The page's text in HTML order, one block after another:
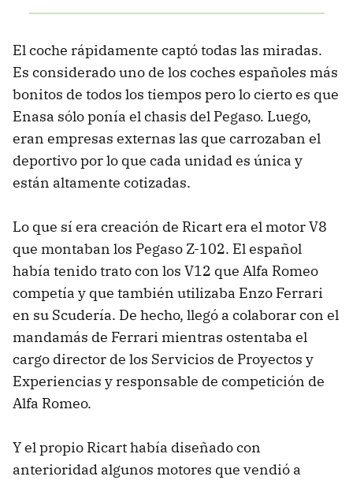
El coche rápidamente captó todas las miradas.
Es considerado uno de los coches españoles más
bonitos de todos los tiempos pero lo cierto es que
Enasa sólo ponía el chasis del Pegaso. Luego,
eran empresas externas las que carrozaban el
deportivo por lo que cada unidad es única y
están altamente cotizadas.
Lo que sí era creación de Ricart era el motor V8
que montaban los Pegaso Z-102. El español
había tenido trato con los V12 que Alfa Romeo
competía y que también utilizaba Enzo Ferrari
en su Scudería. De hecho, llegó a colaborar con el
mandamás de Ferrari mientras ostentaba el
cargo director de los Servicios de Proyectos y
Experiencias y responsable de competición de
Alfa Romeo.
Y el propio Ricart había diseñado con
anterioridad algunos motores que vendió a